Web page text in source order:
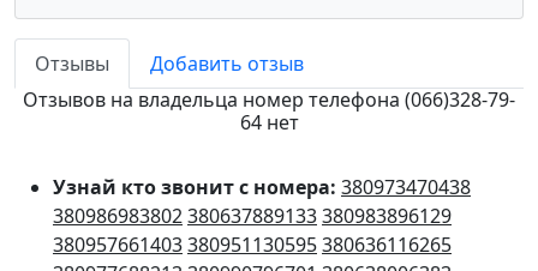
Отзывы
Добавить отзыв
Отзывов на владельца номер телефона (066)328-79-
64 нет
Узнай кто звонит с номера: 380973470438
380986983802380637889133380983896129
380957661403380951130595380636116265